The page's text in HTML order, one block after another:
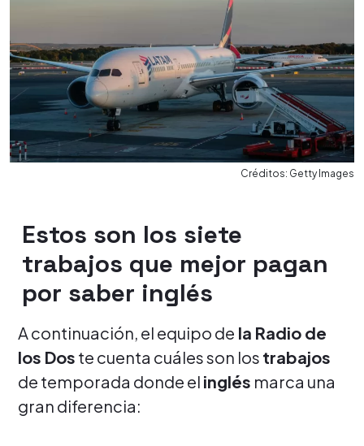
Créditos: Getty Images
Estos son los siete
trabajos que mejor pagan
por saber inglés
A continuación, el equipo de la Radio de
los Dos te cuenta cuáles son los trabajos
de temporada donde el inglés marca una
gran diferencia: